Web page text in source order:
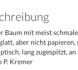
Baum mit meist
aber nicht
lang zugespitzt,
P. Kremer